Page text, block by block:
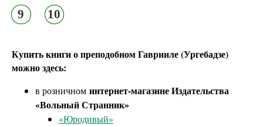
9 10
Купить книги о преподобном Гаврииле (Ургебадзе)
можно здесь:
в розничном интернет-магазине Издательства
«Вольный Странник»
«Юродивый»